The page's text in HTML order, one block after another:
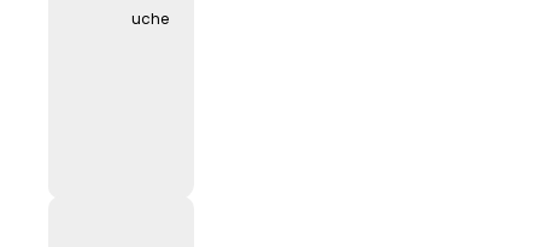
équipe
uche